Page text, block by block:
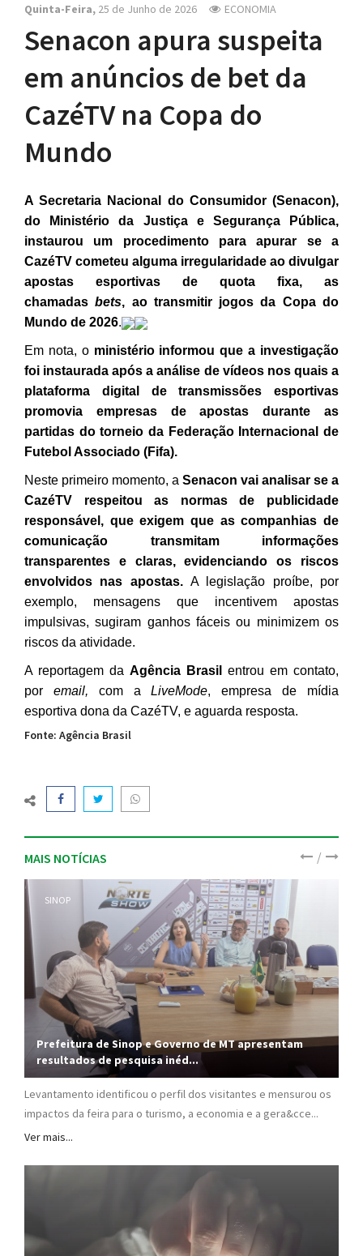
Quinta-Feira, 25 de Junho de 2026 ECONOMIA
Senacon apura suspeita
em anúncios de bet da
CazéTV na Copa do
Mundo
A Secretaria Nacional do Consumidor (Senacon),
do Ministério da Justiça e Segurança Pública,
instaurou um procedimento para apurar se a
CazéTV cometeu alguma irregularidade ao divulgar
apostas esportivas de quota fixa, as
chamadasbets, ao transmitir jogos da Copa do
Mundo de 2026.
Em nota, o ministério informou que a investigação
foi instaurada após a análise de vídeos nos quais a
plataforma digital de transmissões esportivas
promovia empresas de apostas durante as
partidas do torneio da Federação Internacional de
Futebol Associado (Fifa).
Neste primeiro momento, a Senacon vai analisar se a
CazéTV respeitou as normas de publicidade
responsável, que exigem que as companhias de
comunicação transmitam informações
transparentes e claras, evidenciando os riscos
envolvidos nas apostas.A legislação proíbe, por
exemplo, mensagens que incentivem apostas
impulsivas, sugiram ganhos fáceis ou minimizem os
riscos da atividade.
A reportagem da Agência Brasil
entrou em contato,
por email, com aLiveMode, empresa de mídia
esportiva dona da CazéTV, e aguarda resposta.
Fonte: Agência Brasil
MAIS NOTÍCIAS /
SINOP
Prefeitura de Sinop e Governo de MT apresentam
resultados de pesquisa inéd...
Levantamento identificou o perfil dos visitantes e mensurou os
impactos da feira para o turismo, a economia e a gera&cce...
Ver mais...